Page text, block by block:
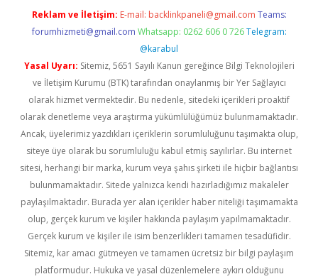
Reklam ve İletişim: E-mail: backlinkpaneli@gmail.com Teams:
forumhizmeti@gmail.com Whatsapp: 0262 606 0 726 Telegram:
@karabul
Yasal Uyarı: Sitemiz, 5651 Sayılı Kanun gereğince Bilgi Teknolojileri
ve İletişim Kurumu (BTK) tarafından onaylanmış bir Yer Sağlayıcı
olarak hizmet vermektedir. Bu nedenle, sitedeki içerikleri proaktif
olarak denetleme veya araştırma yükümlülüğümüz bulunmamaktadır.
Ancak, üyelerimiz yazdıkları içeriklerin sorumluluğunu taşımakta olup,
siteye üye olarak bu sorumluluğu kabul etmiş sayılırlar. Bu internet
sitesi, herhangi bir marka, kurum veya şahıs şirketi ile hiçbir bağlantısı
bulunmamaktadır. Sitede yalnızca kendi hazırladığımız makaleler
paylaşılmaktadır. Burada yer alan içerikler haber niteliği taşımamakta
olup, gerçek kurum ve kişiler hakkında paylaşım yapılmamaktadır.
Gerçek kurum ve kişiler ile isim benzerlikleri tamamen tesadüfidir.
Sitemiz, kar amacı gütmeyen ve tamamen ücretsiz bir bilgi paylaşım
platformudur. Hukuka ve yasal düzenlemelere aykırı olduğunu